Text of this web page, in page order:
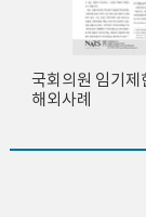
국회의원 임기제
해외사례